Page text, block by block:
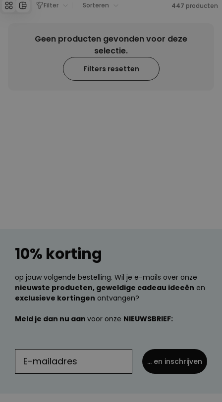
verjaardagscadeau voor je vriendin.
Filter Sorteren 447 producten
Geen producten gevonden voor deze
selectie.
Filters resetten
10% korting
op jouw volgende bestelling. Wil je e-mails over onze
nieuwste producten, geweldige cadeau ideeën en
exclusieve kortingen ontvangen?
Meld je dan nu aan voor onze NIEUWSBRIEF:
... en inschrijven